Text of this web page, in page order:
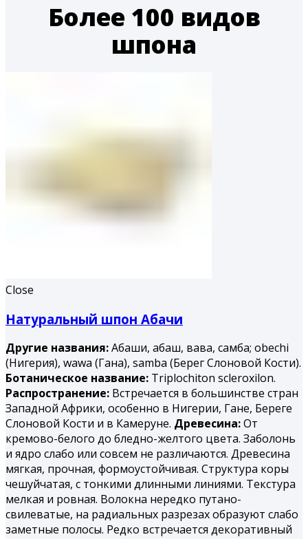
Более 100 видов
шпона
Close
Натуральный шпон Абачи
Другие названия:Абаши, абаш, вава, самба; obechi
(Нигерия), wawa (Гана), samba (Берег Слоновой Кости).
Ботаническое название: Triplochiton scleroxilon.
Распространение: Встречается в большинстве стран
Западной Африки, особенно в Нигерии, Гане, Береге
Слоновой Кости и в Камеруне. Древесина:От
кремово-белого до бледно-желтого цвета. Заболонь
и ядро слабо или совсем не различаются. Древесина
мягкая, прочная, формоустойчивая. Структура коры
чешуйчатая, с тонкими длинными линиями. Текстура
мелкая и ровная. Волокна нередко путано-
свилеватые, на радиальных разрезах образуют слабо
заметные полосы. Редко встречается декоративный